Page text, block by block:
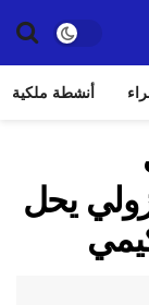
أنشطة ملكية
يحل